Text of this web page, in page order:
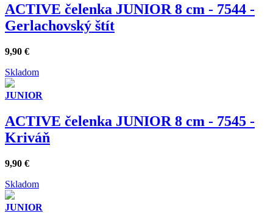
ACTIVE čelenka JUNIOR 8 cm - 7544 -
Gerlachovský štít
9,90 €
Skladom
JUNIOR
ACTIVE čelenka JUNIOR 8 cm - 7545 -
Kriváň
9,90 €
Skladom
JUNIOR